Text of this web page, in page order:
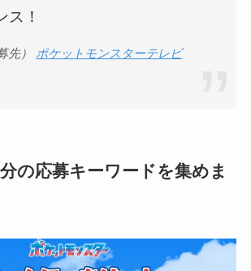
ス！
先） ポケットモンスターテレビ
の応募キーワード を集めま